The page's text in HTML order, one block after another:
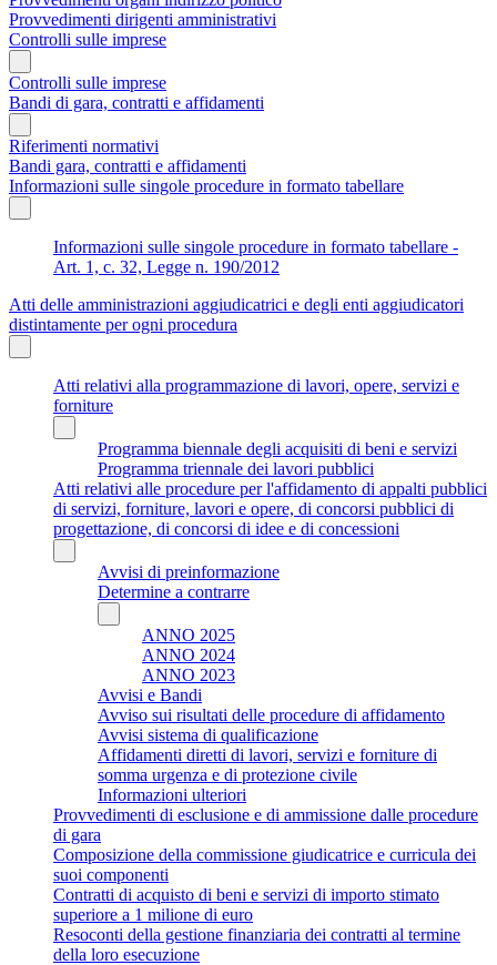
Provvedimenti dirigenti amministrativi
Controlli sulle imprese
Controlli sulle imprese
Bandi di gara, contratti e affidamenti
Riferimenti normativi
Bandi gara, contratti e affidamenti
Informazioni sulle singole procedure in formato tabellare
Informazioni sulle singole procedure in formato tabellare -
Art. 1, c. 32, Legge n. 190/2012
Atti delle amministrazioni aggiudicatrici e degli enti aggiudicatori
distintamente per ogni procedura
Atti relativi alla programmazione di lavori, opere, servizi e
forniture
Programma biennale degli acquisiti di beni e servizi
Programma triennale dei lavori pubblici
Atti relativi alle procedure per l'affidamento di appalti pubblici
di servizi, forniture, lavori e opere, di concorsi pubblici di
progettazione, di concorsi di idee e di concessioni
Avvisi di preinformazione
Determine a contrarre
ANNO 2025
ANNO 2024
ANNO 2023
Avvisi e Bandi
Avviso sui risultati delle procedure di affidamento
Avvisi sistema di qualificazione
Affidamenti diretti di lavori, servizi e forniture di
somma urgenza e di protezione civile
Informazioni ulteriori
Provvedimenti di esclusione e di ammissione dalle procedure
di gara
Composizione della commissione giudicatrice e curricula dei
suoi componenti
Contratti di acquisto di beni e servizi di importo stimato
superiore a 1 milione di euro
Resoconti della gestione finanziaria dei contratti al termine
della loro esecuzione